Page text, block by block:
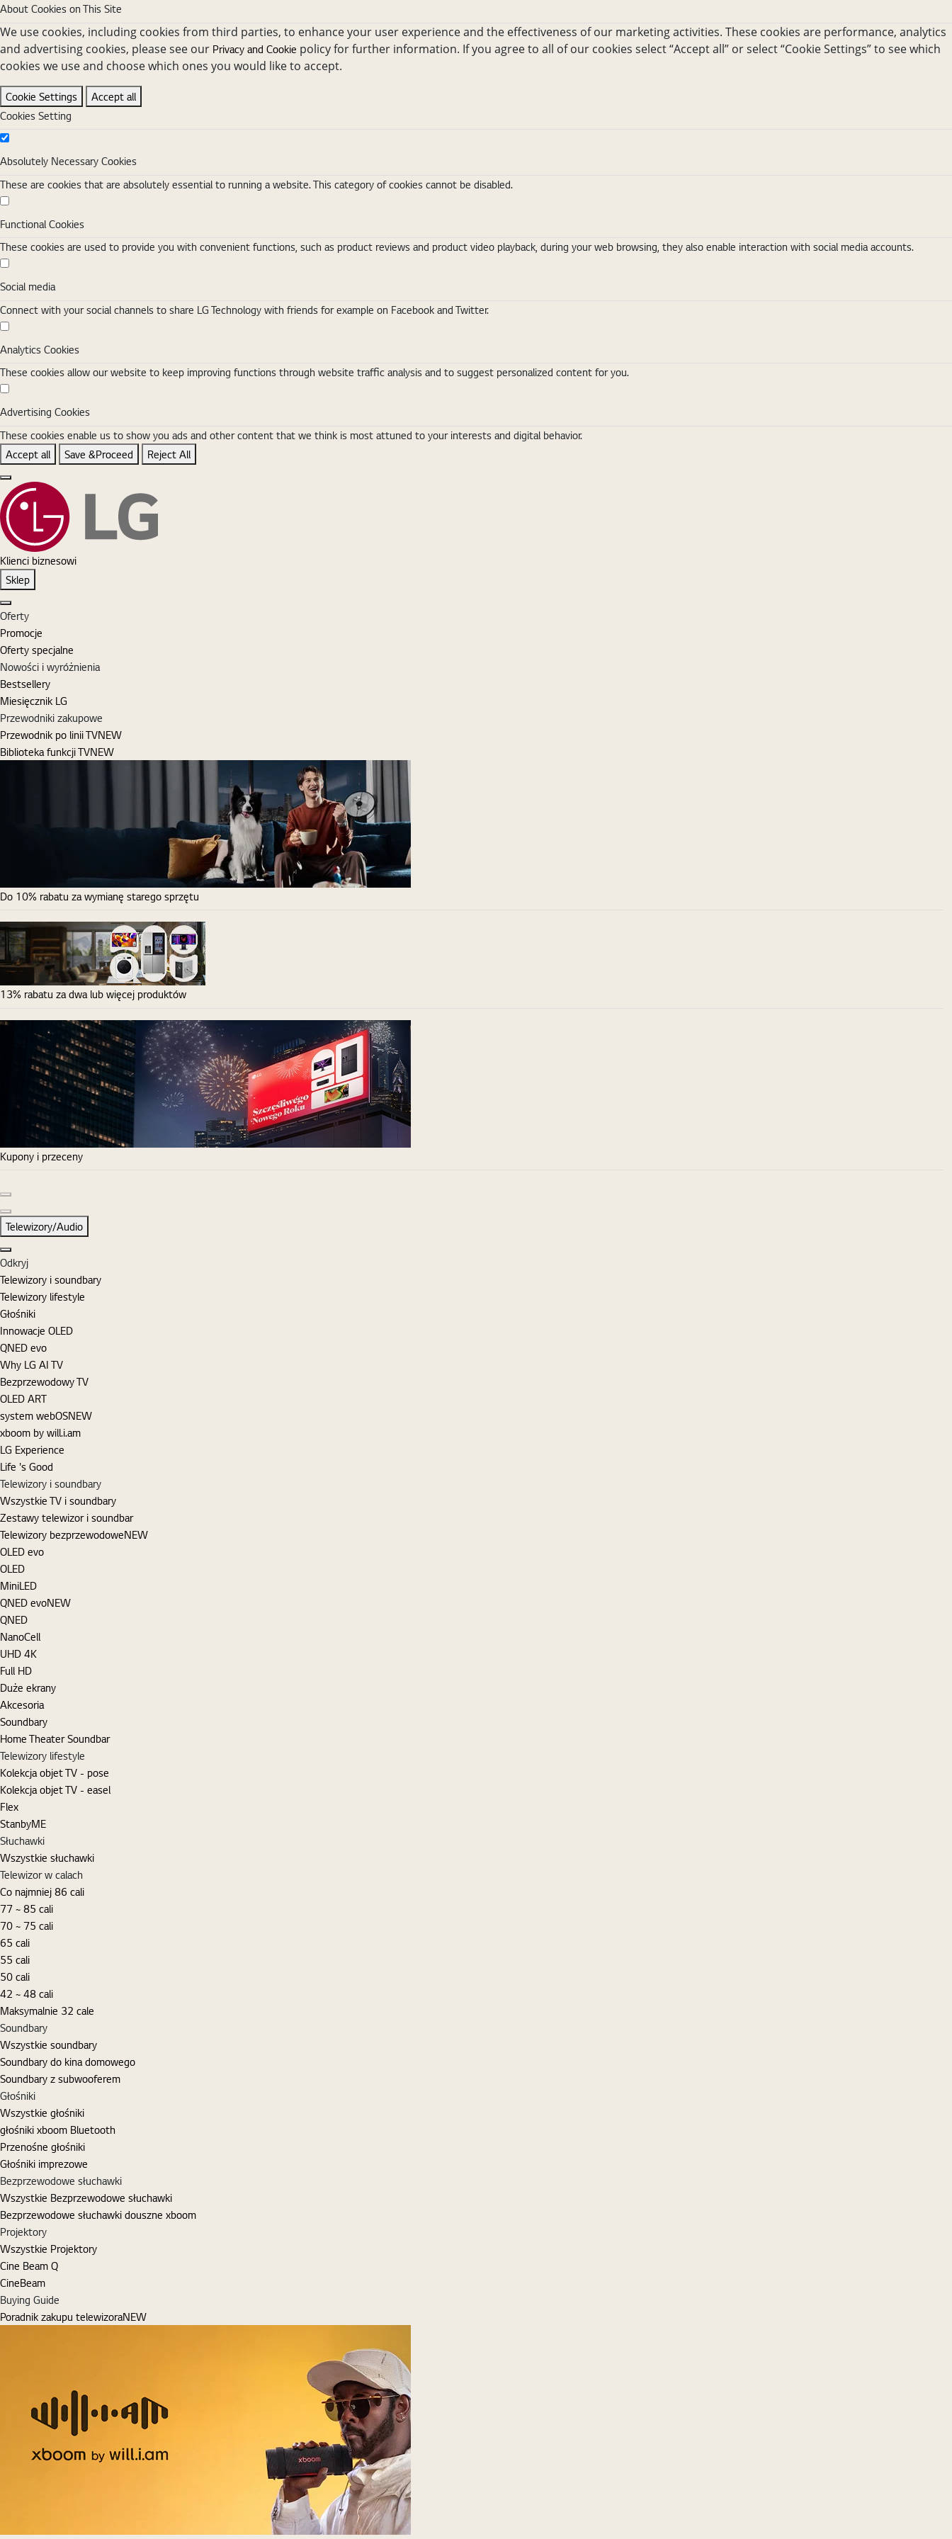
About Cookies on This Site
We use cookies, including cookies from third parties, to enhance your user experience and the effectiveness of our marketing activities. These cookies are performance, analytics
and advertising cookies, please see our Privacy and Cookie policy for further information. If you agree to all of our cookies select “Accept all” or select “Cookie Settings” to see which
cookies we use and choose which ones you would like to accept.
Cookie Settings
Accept all
Cookies Setting
Absolutely Necessary Cookies
Absolutely Necessary Cookies
These are cookies that are absolutely essential to running a website. This category of cookies cannot be disabled.
Functional Cookies
Functional Cookies
These cookies are used to provide you with convenient functions, such as product reviews and product video playback, during your web browsing, they also enable interaction with social media accounts.
Social media
Social media
Connect with your social channels to share LG Technology with friends for example on Facebook and Twitter.
Analytics Cookies
Analytics Cookies
These cookies allow our website to keep improving functions through website traffic analysis and to suggest personalized content for you.
Advertising Cookies
Advertising Cookies
These cookies enable us to show you ads and other content that we think is most attuned to your interests and digital behavior.
Accept all
Save &Proceed Reject All
Close the Cookie Setting banner
Klienci biznesowi
Sklep
Zamknij
Oferty
Promocje
Oferty specjalne
Nowości i wyróżnienia
Bestsellery
Miesięcznik LG
Przewodniki zakupowe
Przewodnik po linii TVNEW
Biblioteka funkcji TVNEW
Do 10% rabatu za wymianę starego sprzętu
13% rabatu za dwa lub więcej produktów
Kupony i przeceny
Następny slajd
Telewizory/Audio
Zamknij
Odkryj
Telewizory i soundbary
Telewizory lifestyle
Głośniki
Innowacje OLED
QNED evo
Why LG AI TV
Bezprzewodowy TV
OLED ART
system webOSNEW
xboom by will.i.am
LG Experience
Life 's Good
Telewizory i soundbary
Wszystkie TV i soundbary
Zestawy telewizor i soundbar
Telewizory bezprzewodoweNEW
OLED evo
OLED
MiniLED
QNED evoNEW
QNED
NanoCell
UHD 4K
Full HD
Duże ekrany
Akcesoria
Soundbary
Home Theater Soundbar
Telewizory lifestyle
Kolekcja objet TV - pose
Kolekcja objet TV - easel
Flex
StanbyME
Słuchawki
Wszystkie słuchawki
Telewizor w calach
Co najmniej 86 cali
77 ~ 85 cali
70 ~ 75 cali
65 cali
55 cali
50 cali
42 ~ 48 cali
Maksymalnie 32 cale
Soundbary
Wszystkie soundbary
Soundbary do kina domowego
Soundbary z subwooferem
Głośniki
Wszystkie głośniki
głośniki xboom Bluetooth
Przenośne głośniki
Głośniki imprezowe
Bezprzewodowe słuchawki
Wszystkie Bezprzewodowe słuchawki
Bezprzewodowe słuchawki douszne xboom
Projektory
Wszystkie Projektory
Cine Beam Q
CineBeam
Buying Guide
Poradnik zakupu telewizoraNEW